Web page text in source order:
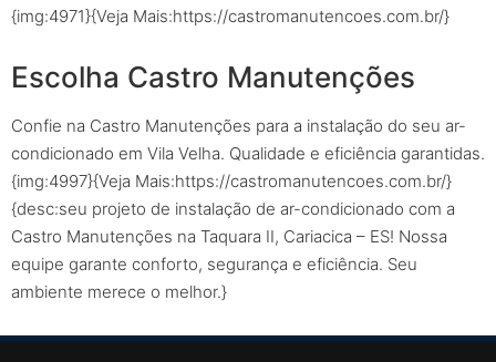
{img:4971}{Veja Mais:https://castromanutencoes.com.br/}
Escolha Castro Manutenções
Confie na Castro Manutenções para a instalação do seu ar-
condicionado em Vila Velha. Qualidade e eficiência garantidas.
{img:4997}{Veja Mais:https://castromanutencoes.com.br/}
{desc:seu projeto de instalação de ar-condicionado com a
Castro Manutenções na Taquara II, Cariacica – ES! Nossa
equipe garante conforto, segurança e eficiência. Seu
ambiente merece o melhor.}